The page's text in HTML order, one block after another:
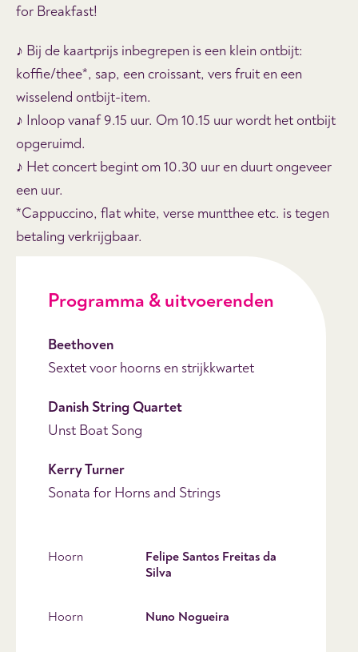
for Breakfast!
♪ Bij de kaartprijs inbegrepen is een klein ontbijt:
koffie/thee*, sap, een croissant, vers fruit en een
wisselend ontbijt-item.
♪ Inloop vanaf 9.15 uur. Om 10.15 uur wordt het ontbijt
opgeruimd.
♪ Het concert begint om 10.30 uur en duurt ongeveer
een uur.
*Cappuccino, flat white, verse muntthee etc. is tegen
betaling verkrijgbaar.
Programma & uitvoerenden
Beethoven
Sextet voor hoorns en strijkkwartet
Danish String Quartet
Unst Boat Song
Kerry Turner
Sonata for Horns and Strings
Hoorn
Felipe Santos Freitas da
Silva
Hoorn Nuno Nogueira